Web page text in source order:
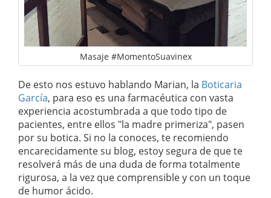
Masaje #MomentoSuavinex
De esto nos estuvo hablando Marian, la Boticaria
García, para eso es una farmacéutica con vasta
experiencia acostumbrada a que todo tipo de
pacientes, entre ellos "la madre primeriza", pasen
por su botica. Si no la conoces, te recomiendo
encarecidamente su blog, estoy segura de que te
resolverá más de una duda de forma totalmente
rigurosa, a la vez que comprensible y con un toque
de humor ácido.